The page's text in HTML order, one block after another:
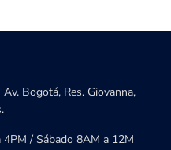
Bogotá, Res. Giovanna,
/ Sábado 8AM a 12M